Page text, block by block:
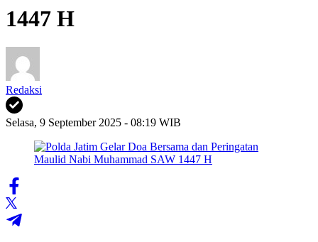
1447 H
Redaksi
Selasa, 9 September 2025 - 08:19 WIB